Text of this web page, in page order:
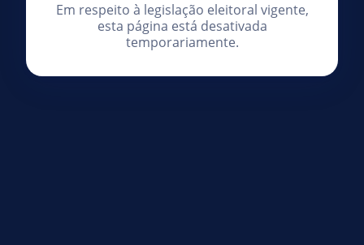
Em respeito à legislação eleitoral vigente,
esta página está desativada
temporariamente.